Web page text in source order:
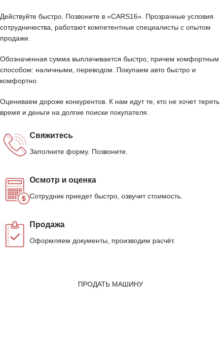
Действуйте быстро. Позвоните в «CARS16». Прозрачные условия
сотрудничества, работают компетентные специалисты с опытом
продажи.
Обозначенная сумма выплачивается быстро, причем комфортным
способом: наличными, переводом. Покупаем авто быстро и
комфортно.
Оцениваем дороже конкурентов. К нам идут те, кто не хочет терять
время и деньги на долгие поиски покупателя.
Свяжитесь
Заполните форму. Позвоните.
Осмотр и оценка
Сотрудник приедет быстро, озвучит стоимость.
Продажа
Оформляем документы, производим расчёт.
ПРОДАТЬ МАШИНУ